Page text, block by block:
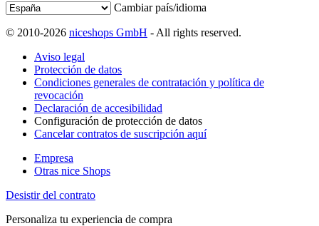
Cambiar país/idioma
© 2010-2026 niceshops GmbH - All rights reserved.
Aviso legal
Protección de datos
Condiciones generales de contratación y política de
revocación
Declaración de accesibilidad
Configuración de protección de datos
Cancelar contratos de suscripción aquí
Empresa
Otras nice Shops
Desistir del contrato
Personaliza tu experiencia de compra